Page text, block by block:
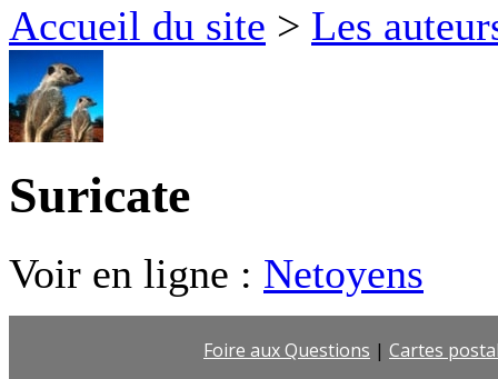
Accueil du site > Les
Suricate
Voir en ligne : Netoyens